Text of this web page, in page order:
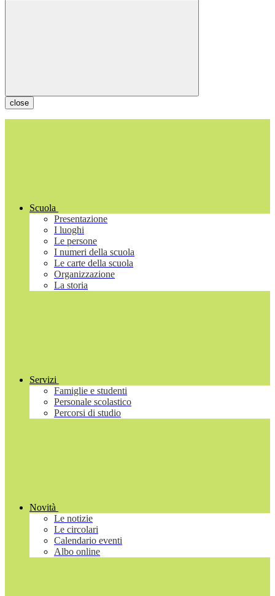
close
Scuola
Presentazione
I luoghi
Le persone
I numeri della scuola
Le carte della scuola
Organizzazione
La storia
Servizi
Famiglie e studenti
Personale scolastico
Percorsi di studio
Novità
Le notizie
Le circolari
Calendario eventi
Albo online